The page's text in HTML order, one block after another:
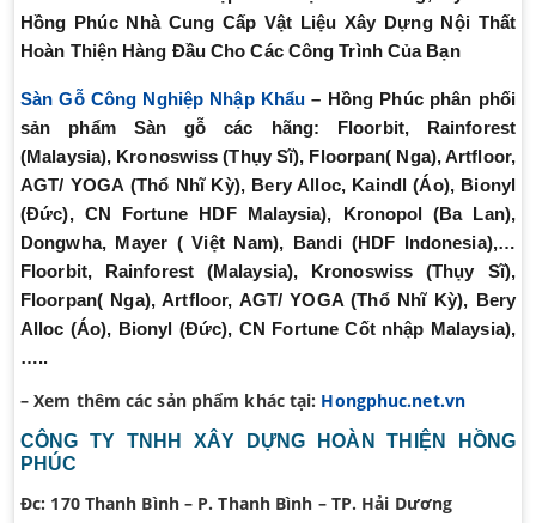
Hồng Phúc Nhà Cung Cấp Vật Liệu Xây Dựng Nội Thất
Hoàn Thiện Hàng Đầu Cho Các Công Trình Của Bạn
Sàn Gỗ Công Nghiệp Nhập Khẩu – Hồng Phúc phân phối
sản phẩm Sàn gỗ các hãng: Floorbit, Rainforest
(Malaysia), Kronoswiss (Thụy Sĩ), Floorpan( Nga), Artfloor,
AGT/ YOGA (Thổ Nhĩ Kỳ), Bery Alloc, Kaindl (Áo), Bionyl
(Đức), CN Fortune HDF Malaysia), Kronopol (Ba Lan),
Dongwha, Mayer ( Việt Nam), Bandi (HDF Indonesia),…
Floorbit, Rainforest (Malaysia), Kronoswiss (Thụy Sĩ),
Floorpan( Nga), Artfloor, AGT/ YOGA (Thổ Nhĩ Kỳ), Bery
Alloc (Áo), Bionyl (Đức), CN Fortune Cốt nhập Malaysia),
…..
– Xem thêm các sản phẩm khác tại: Hongphuc.net.vn
CÔNG TY TNHH XÂY DỰNG HOÀN THIỆN HỒNG
PHÚC
Đc: 170 Thanh Bình – P. Thanh Bình – TP. Hải Dương